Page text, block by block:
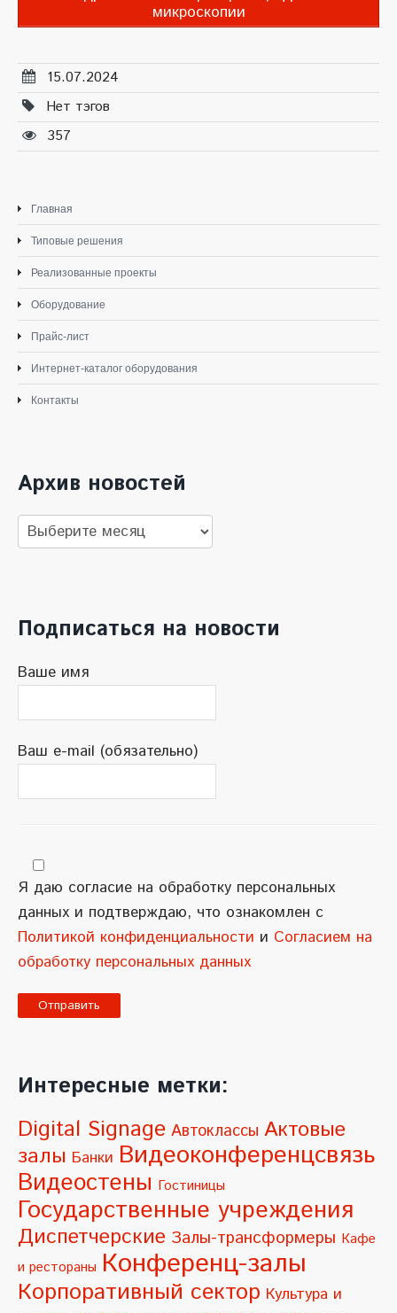
микроскопии
15.07.2024
Нет тэгов
357
Главная
Типовые решения
Реализованные проекты
Оборудование
Прайс-лист
Интернет-каталог оборудования
Контакты
Архив новостей
Архив
новостей
Подписаться на новости
Ваше имя
Ваш e-mail (обязательно)
Я даю согласие на обработку персональных
данных и подтверждаю, что ознакомлен с
Политикой конфиденциальности и Согласием на
обработку персональных данных
l
t
e
r
n
a
t
i
v
e
Интересные метки:
Digital Signage Автоклассы Актовые
залы Банки Видеоконференцсвязь
Видеостены Гостиницы
Государственные учреждения
Диспетчерские Залы-трансформеры Кафе
и рестораны Конференц-залы
Корпоративный сектор Культура и